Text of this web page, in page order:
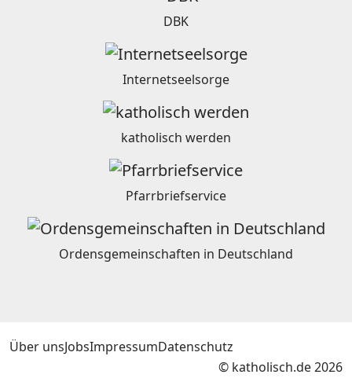
DBK
Internetseelsorge
katholisch werden
Pfarrbriefservice
Ordensgemeinschaften in Deutschland
Über unsJobsImpressumDatenschutz
© katholisch.de 2026